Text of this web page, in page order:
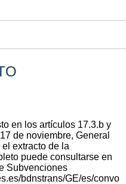
en los artículos 17.3.b y
de noviembre, General
extracto de la
puede consultarse en
Subvenciones
bdnstrans/GE/es/convo